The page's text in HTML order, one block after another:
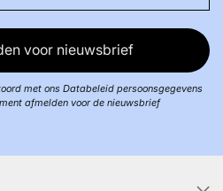
voor nieuwsbrief
met ons Databeleid persoonsgegevens
afmelden voor de nieuwsbrief